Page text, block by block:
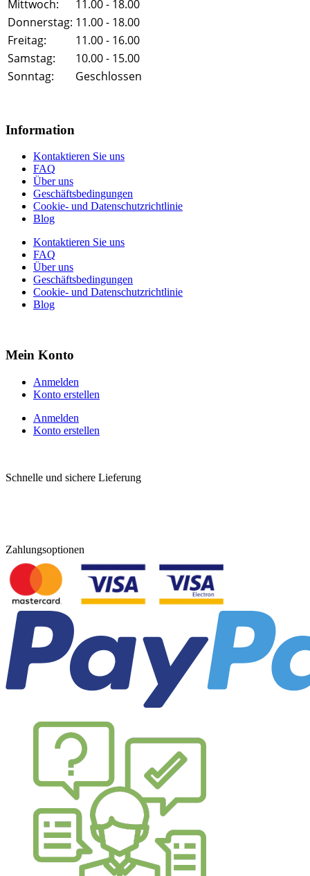
Mittwoch:
11.00 - 18.00
Donnerstag: 11.00 - 18.00
Freitag:
11.00 - 16.00
Samstag:
10.00 - 15.00
Sonntag:
Geschlossen
Information
Kontaktieren Sie uns
FAQ
Über uns
Geschäftsbedingungen
Cookie- und Datenschutzrichtlinie
Blog
Kontaktieren Sie uns
FAQ
Über uns
Geschäftsbedingungen
Cookie- und Datenschutzrichtlinie
Blog
Mein Konto
Anmelden
Konto erstellen
Anmelden
Konto erstellen
Schnelle und sichere Lieferung
Zahlungsoptionen